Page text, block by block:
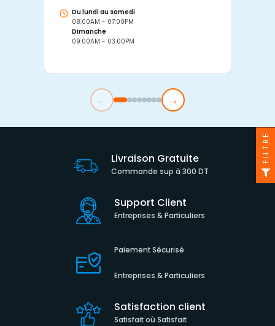
Du lundi au samedi
08:00AM - 07:00PM
Dimanche
09:00AM - 03:00PM
← →
Livraison Gratuite
Commande sup à 300 DT
Support Client
Entreprises & Particuliers
Paiement Sécurisé
Entreprises & Particuliers
Satisfaction client
Satisfait où Satisfait
FILTRE